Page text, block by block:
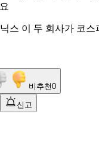
비추천0
신고